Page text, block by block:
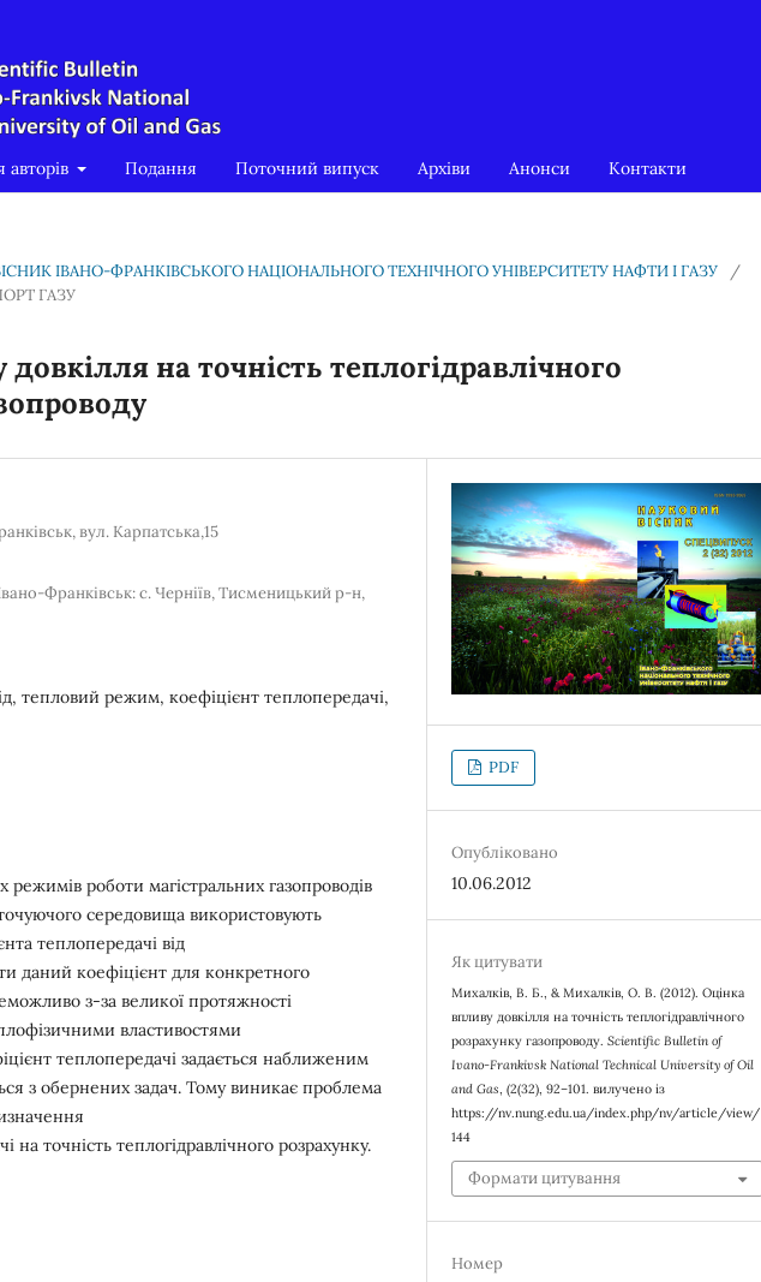
авторів Подання Поточний випуск Архіви Анонси Контакти
ІВАНО-ФРАНКІВСЬКОГО НАЦІОНАЛЬНОГО ТЕХНІЧНОГО УНІВЕРСИТЕТУ НАФТИ І ГАЗУ
/
ГАЗУ
на точність теплогідравлічного
вул. Карпатська,15
Франківськ: с. Черніїв, Тисменицький р-н,
тепловий режим, коефіцієнт теплопередачі,
роботи магістральних газопроводів
середовища використовують
теплопередачі від
даний коефіцієнт для конкретного
з-за великої протяжності
властивостями
теплопередачі задається наближеним
з обернених задач. Тому виникає проблема
на точність теплогідравлічного розрахунку.
PDF
Опубліковано
10.06.2012
Як цитувати
Михалків, В. Б., & Михалків, О. В. (2012). Оцінка
впливу довкілля на точність теплогідравлічного
розрахунку газопроводу.Scientific Bulletin of
Ivano-Frankivsk National Technical University of Oil
and Gas , (2(32), 92–101. вилучено із
https://nv.nung.edu.ua/index.php/nv/article/view/
144
Формати цитування
Номер